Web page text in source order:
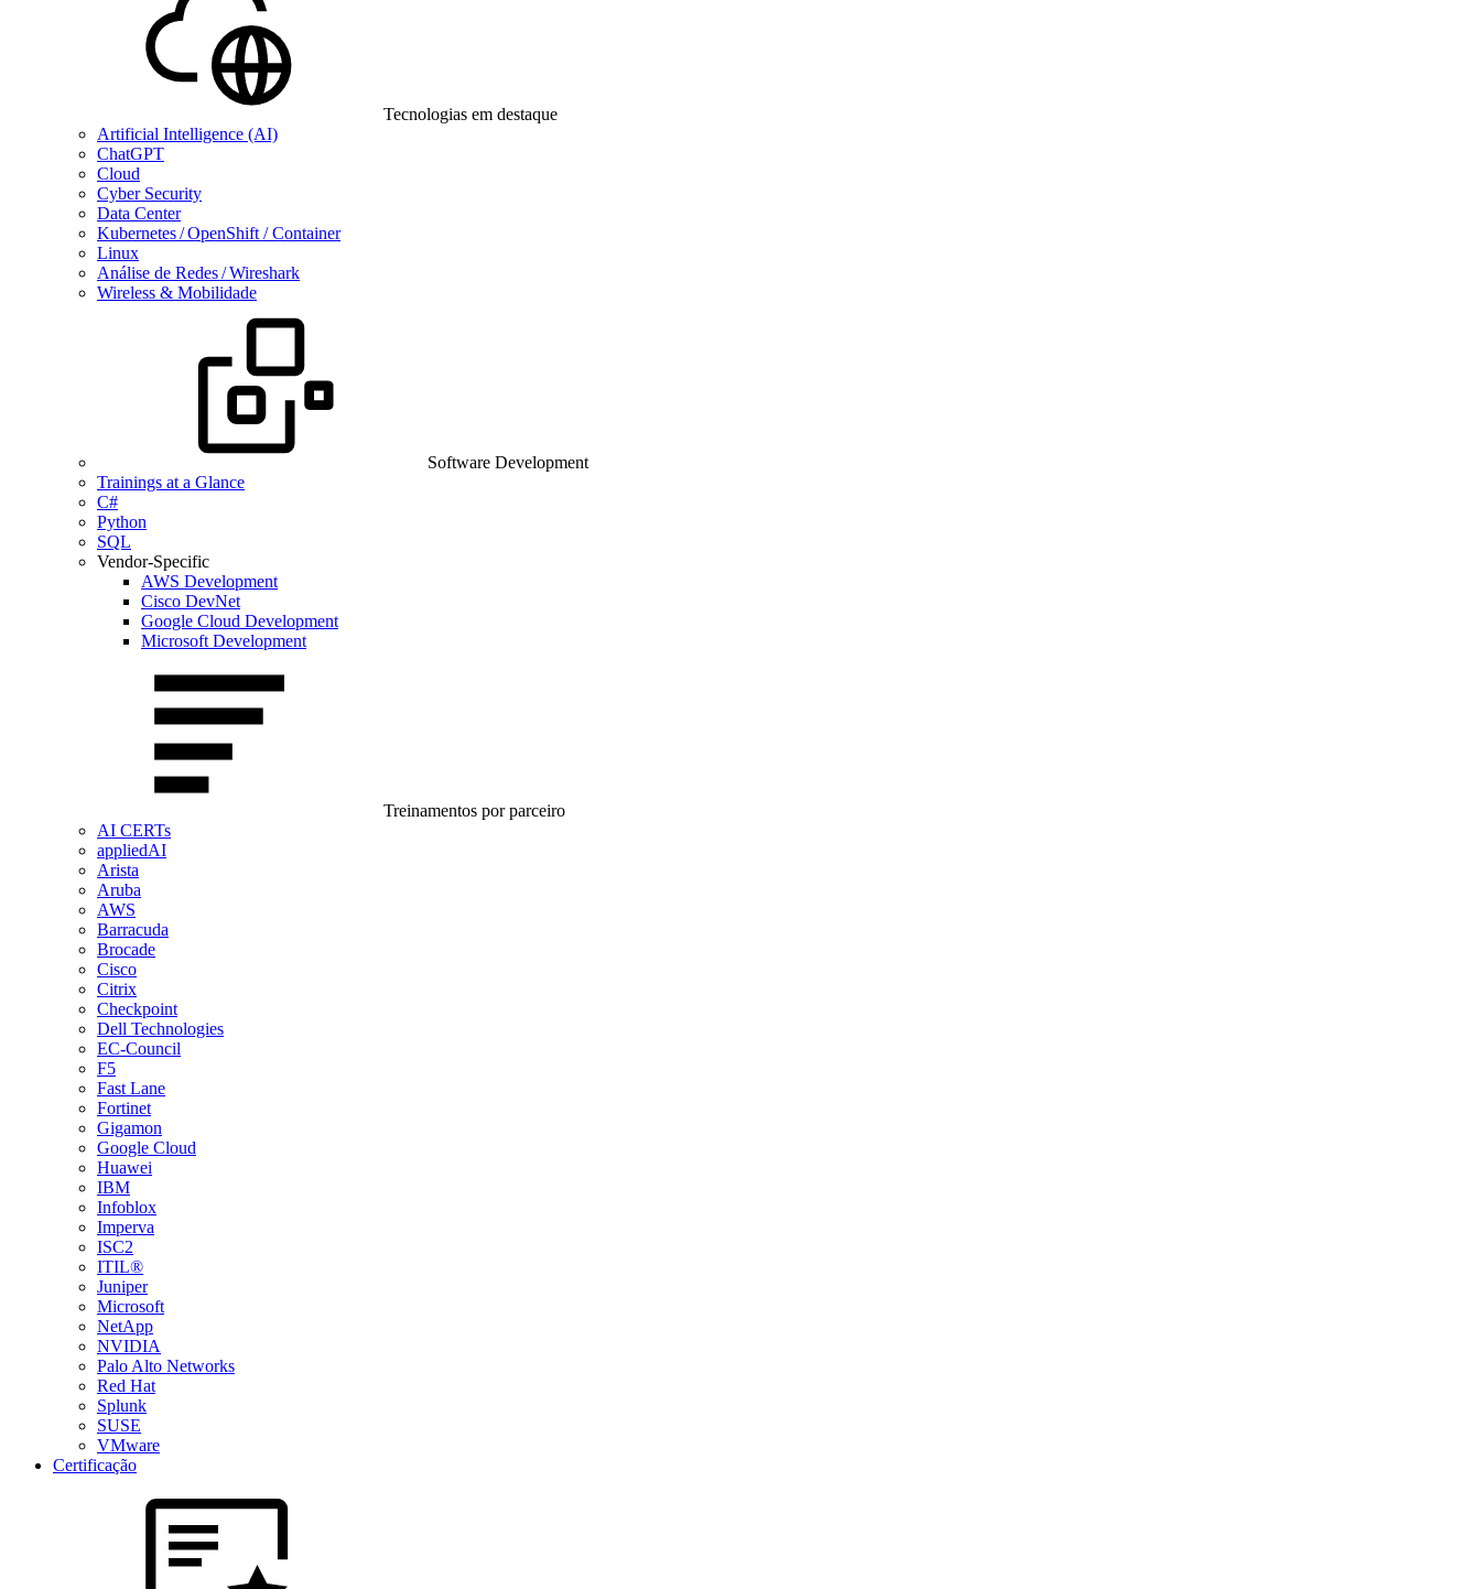
Tecnologias em destaque
Artificial Intelligence (AI)
ChatGPT
Cloud
Cyber Security
Data Center
Kubernetes / OpenShift / Container
Linux
Análise de Redes / Wireshark
Wireless & Mobilidade
Software Development
Trainings at a Glance
C#
Python
SQL
Vendor-Specific
AWS Development
Cisco DevNet
Google Cloud Development
Microsoft Development
Treinamentos por parceiro
AI CERTs
appliedAI
Arista
Aruba
AWS
Barracuda
Brocade
Cisco
Citrix
Checkpoint
Dell Technologies
EC-Council
F5
Fast Lane
Fortinet
Gigamon
Google Cloud
Huawei
IBM
Infoblox
Imperva
ISC2
ITIL®
Juniper
Microsoft
NetApp
NVIDIA
Palo Alto Networks
Red Hat
Splunk
SUSE
VMware
Certificação